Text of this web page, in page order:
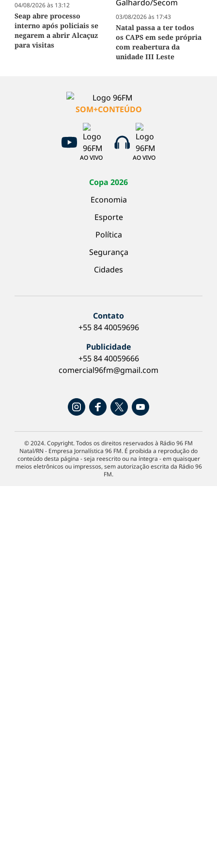
04/08/2026 às 13:12
Seap abre processo
interno após policiais se
negarem a abrir Alcaçuz
para visitas
03/08/2026 às 17:43
Natal passa a ter todos
os CAPS em sede própria
com reabertura da
unidade III Leste
SOM+CONTEÚDO
AO VIVO AO VIVO
Copa 2026
Economia
Esporte
Política
Segurança
Cidades
Contato
+55 84 40059696
Publicidade
+55 84 40059666
comercial96fm@gmail.com
© 2024. Copyright. Todos os direitos reservados à Rádio 96 FM
Natal/RN - Empresa Jornalística 96 FM. É proibida a reprodução do
conteúdo desta página - seja reescrito ou na íntegra - em quaisquer
meios eletrônicos ou impressos, sem autorização escrita da Rádio 96
FM.